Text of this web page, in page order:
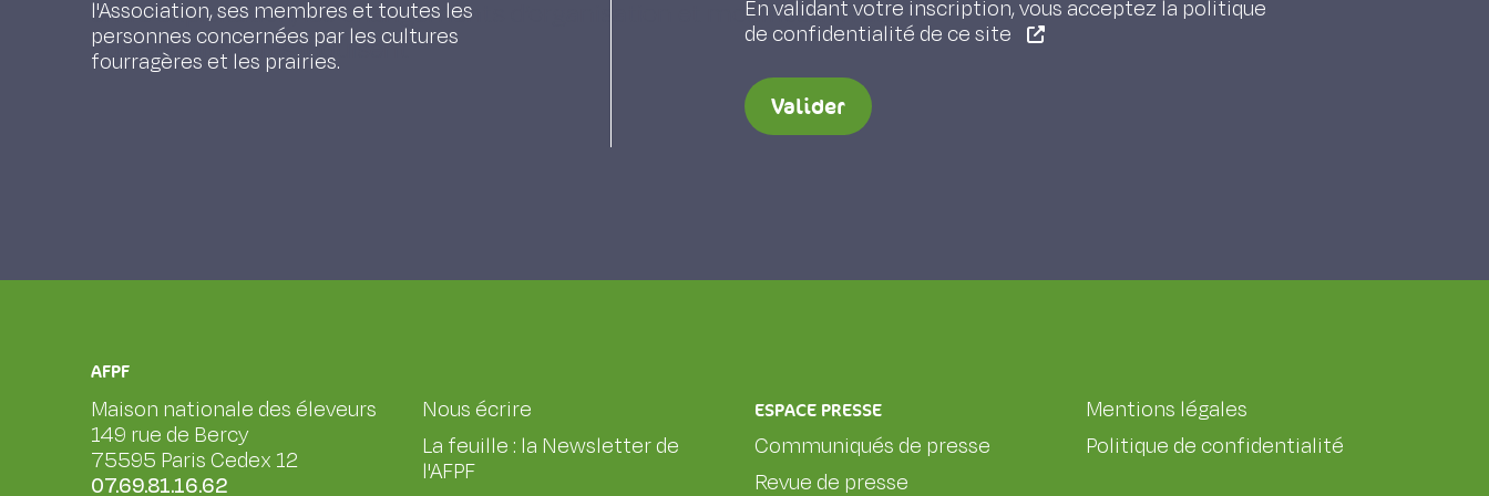
entre exploitation, les changements d’organisation et modification de
vulnérabilité qu’ils induisent
l'Association, ses membres et toutes les
personnes concernées par les cultures
fourragères et les prairies.
En validant votre inscription, vous acceptez la politique
de confidentialité de ce site
Valider
AFPF
Maison nationale des éleveurs
149 rue de Bercy
75595 Paris Cedex 12
07.69.81.16.62
Nous écrire
La feuille : la Newsletter de
l'AFPF
ESPACE PRESSE
Communiqués de presse
Revue de presse
Mentions légales
Politique de confidentialité